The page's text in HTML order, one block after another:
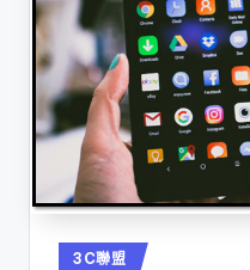
Posted
3C聯盟